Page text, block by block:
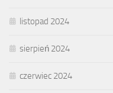
listopad 2024
sierpień 2024
czerwiec 2024